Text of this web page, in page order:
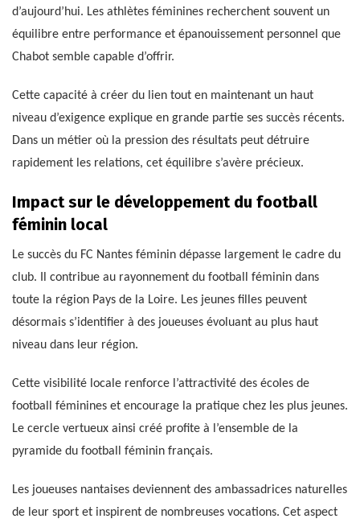
d’aujourd’hui. Les athlètes féminines recherchent souvent un
équilibre entre performance et épanouissement personnel que
Chabot semble capable d’offrir.
Cette capacité à créer du lien tout en maintenant un haut
niveau d’exigence explique en grande partie ses succès récents.
Dans un métier où la pression des résultats peut détruire
rapidement les relations, cet équilibre s’avère précieux.
Impact sur le développement du football
féminin local
Le succès du FC Nantes féminin dépasse largement le cadre du
club. Il contribue au rayonnement du football féminin dans
toute la région Pays de la Loire. Les jeunes filles peuvent
désormais s’identifier à des joueuses évoluant au plus haut
niveau dans leur région.
Cette visibilité locale renforce l’attractivité des écoles de
football féminines et encourage la pratique chez les plus jeunes.
Le cercle vertueux ainsi créé profite à l’ensemble de la
pyramide du football féminin français.
Les joueuses nantaises deviennent des ambassadrices naturelles
de leur sport et inspirent de nombreuses vocations. Cet aspect